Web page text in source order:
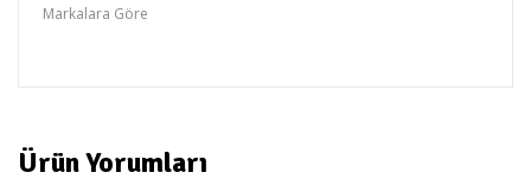
Markalara Göre
Ürün Yorumları